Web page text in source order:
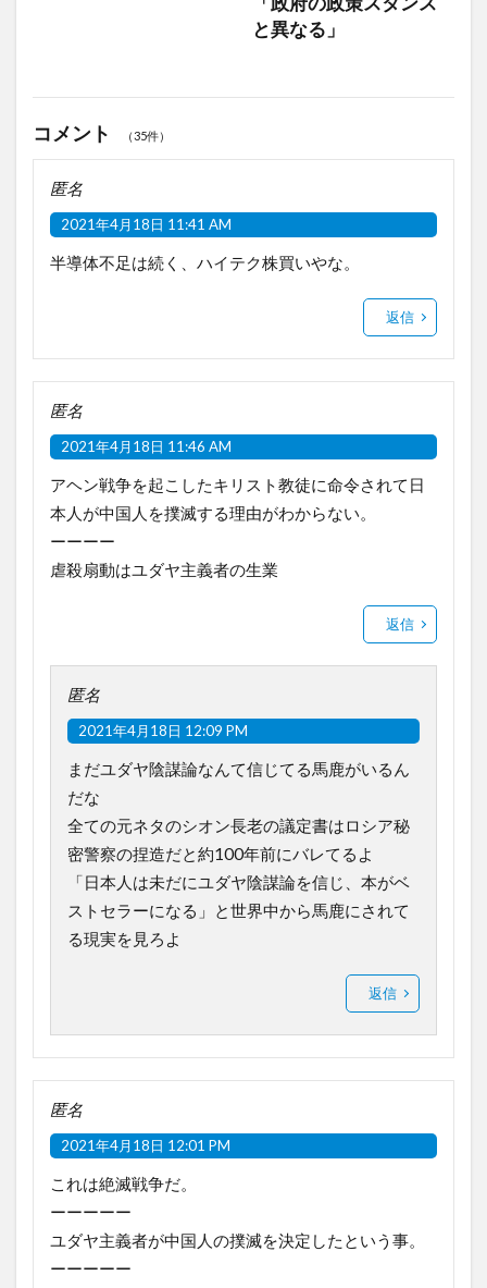
と異なる」
コメント （35件）
匿名
2021年4月18日 11:41 AM
半導体不足は続く、ハイテク株買いやな。
返信
匿名
2021年4月18日 11:46 AM
アヘン戦争を起こしたキリスト教徒に命令されて日
本人が中国人を撲滅する理由がわからない。
ーーーー
虐殺扇動はユダヤ主義者の生業
返信
匿名
2021年4月18日 12:09 PM
まだユダヤ陰謀論なんて信じてる馬鹿がいるん
だな
全ての元ネタのシオン長老の議定書はロシア秘
密警察の捏造だと約100年前にバレてるよ
「日本人は未だにユダヤ陰謀論を信じ、本がベ
ストセラーになる」と世界中から馬鹿にされて
る現実を見ろよ
返信
匿名
2021年4月18日 12:01 PM
これは絶滅戦争だ。
ーーーーー
ユダヤ主義者が中国人の撲滅を決定したという事。
ーーーーー